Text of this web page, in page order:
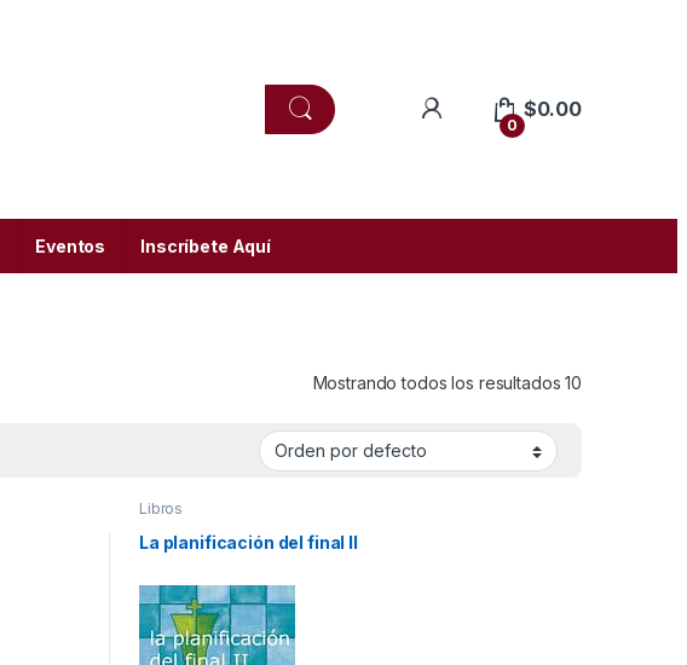
0
$0.00
Eventos Inscríbete Aquí
Mostrando todos los resultados 10
Libros
La planificación del final II